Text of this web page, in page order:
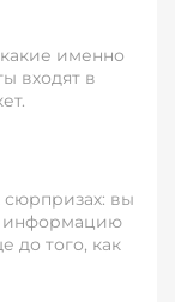
именно
входят в
сюрпризах: вы
информацию
до того, как